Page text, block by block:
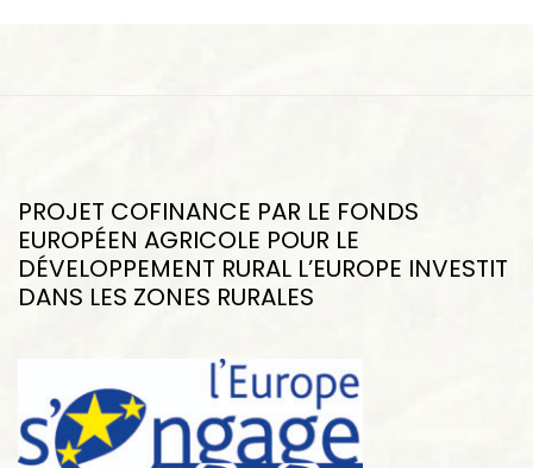
PROJET COFINANCE PAR LE FONDS
EUROPÉEN AGRICOLE POUR LE
DÉVELOPPEMENT RURAL L’EUROPE INVESTIT
DANS LES ZONES RURALES